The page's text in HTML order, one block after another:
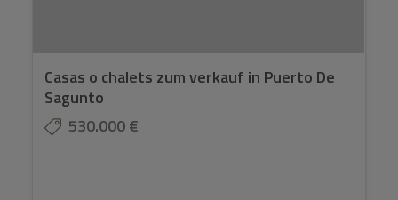
Casas o chalets zum verkauf in Puerto De
Sagunto
530.000 €